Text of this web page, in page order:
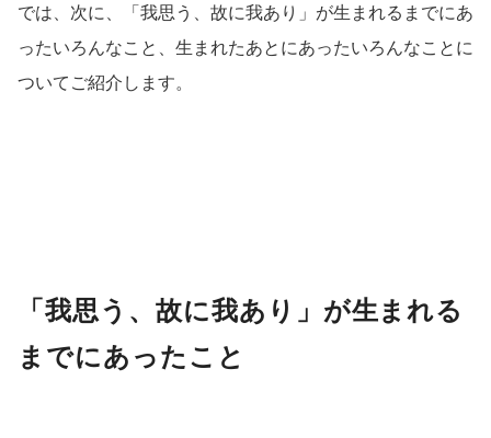
では、次に、「我思う、故に我あり」が生まれるまでにあ
ったいろんなこと、生まれたあとにあったいろんなことに
ついてご紹介します。
「我思う、故に我あり」が生まれる
までにあったこと